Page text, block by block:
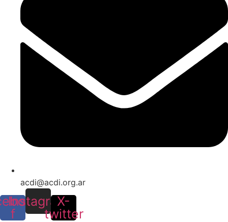
acdi@acdi.org.ar
f
Instagram
X-
twitter